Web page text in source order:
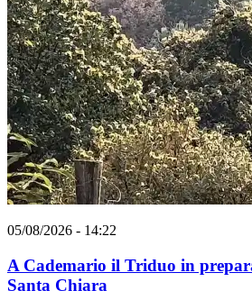
05/08/2026 - 14:22
A Cademario il Triduo in
Santa Chiara